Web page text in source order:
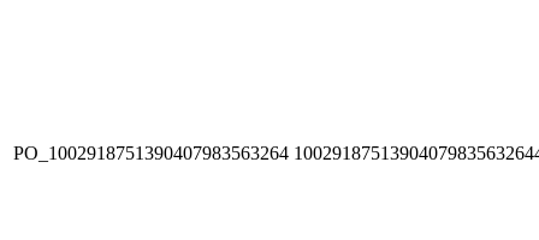
PO_1002918751390407983563264